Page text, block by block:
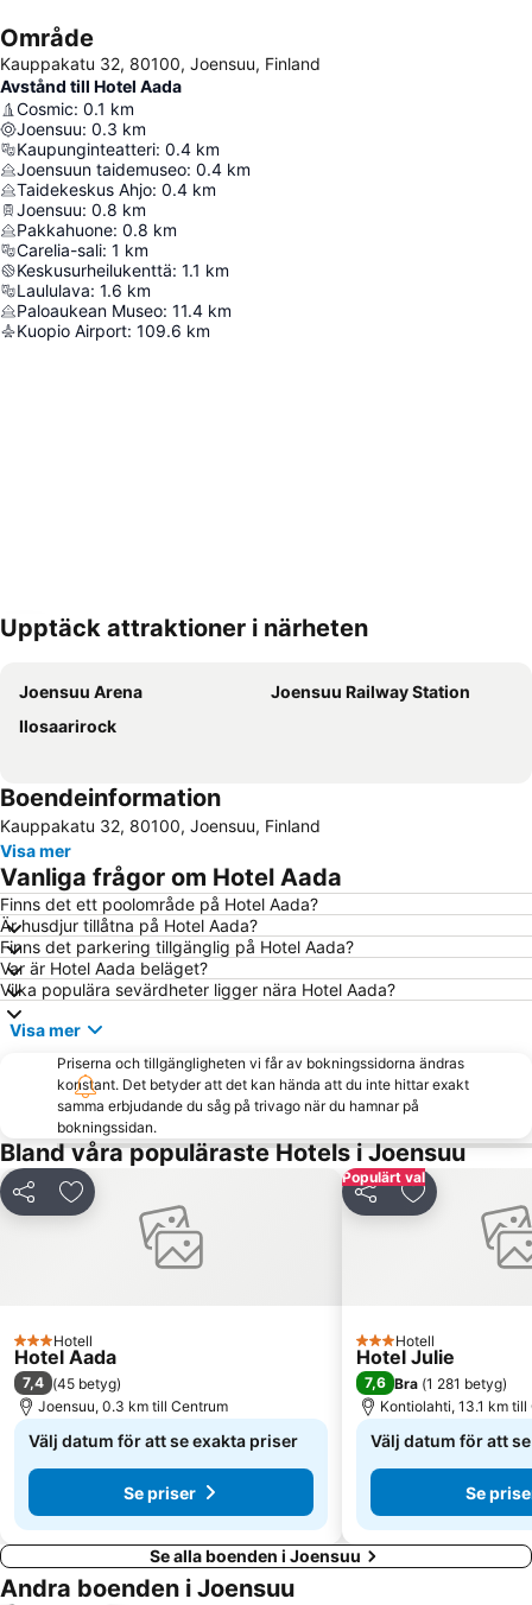
Område
Kauppakatu 32, 80100, Joensuu, Finland
Avstånd till Hotel Aada
Cosmic: 0.1 km
Joensuu: 0.3 km
Kaupunginteatteri: 0.4 km
Joensuun taidemuseo: 0.4 km
Taidekeskus Ahjo: 0.4 km
Joensuu: 0.8 km
Pakkahuone: 0.8 km
Carelia-sali: 1 km
Keskusurheilukenttä: 1.1 km
Laululava: 1.6 km
Paloaukean Museo: 11.4 km
Kuopio Airport: 109.6 km
Förstora kartan
Upptäck attraktioner i närheten
Joensuu Arena
Joensuu Railway Station
Ilosaarirock
Boendeinformation
Kauppakatu 32, 80100, Joensuu, Finland
Visa mer
Vanliga frågor om Hotel Aada
Finns det ett poolområde på Hotel Aada?
Är husdjur tillåtna på Hotel Aada?
Finns det parkering tillgänglig på Hotel Aada?
Var är Hotel Aada beläget?
Vilka populära sevärdheter ligger nära Hotel Aada?
Visa mer
Priserna och tillgängligheten vi får av bokningssidorna ändras
konstant. Det betyder att det kan hända att du inte hittar exakt
samma erbjudande du såg på trivago när du hamnar på
bokningssidan.
Bland våra populäraste Hotels i Joensuu
Dela Lägg till i Mina Favoriter
3 Stjärnor
Hotell
Hotel Aada
7,4 (45 betyg)
Joensuu, 0.3 km till Centrum
Välj datum för att se exakta priser
Se priser
Populärt val
Dela Lägg till i
3 Stjärnor
Hotell
Hotel Julie
7,6 Bra (1 281 betyg)
Kontiolahti, 13.1 km till
Välj datum för att
Se
Se alla boenden i Joensuu
Andra boenden i Joensuu